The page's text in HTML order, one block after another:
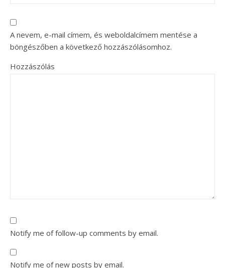
A nevem, e-mail címem, és weboldalcímem mentése a
böngészőben a következő hozzászólásomhoz.
Hozzászólás
Notify me of follow-up comments by email.
Notify me of new posts by email.